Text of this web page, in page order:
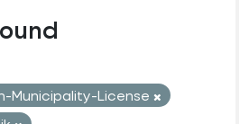
Municipality-License